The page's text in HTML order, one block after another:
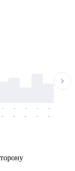
-
-
-
-
-
-
-
-
-
-